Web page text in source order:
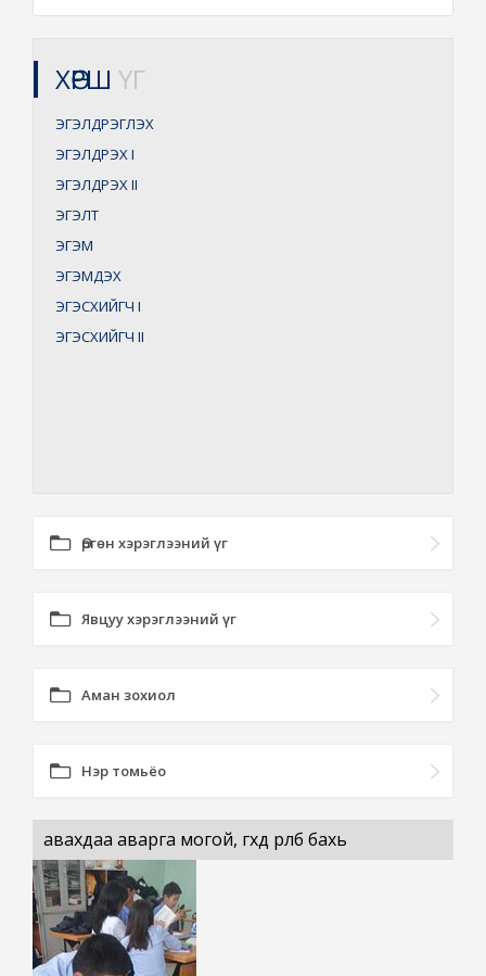
ХӨРШ ҮГ
ЭГЭЛДРЭГЛЭХ
ЭГЭЛДРЭХI
ЭГЭЛДРЭХII
ЭГЭЛТ
ЭГЭМ
ЭГЭМДЭХ
ЭГЭСХИЙГЧ I
ЭГЭСХИЙГЧ II
Өргөн хэрэглээний үг
Явцуу хэрэглээний үг
Аман зохиол
Нэр томьёо
авахдаа аварга могой, өгөхдөө өрөлбө бахь